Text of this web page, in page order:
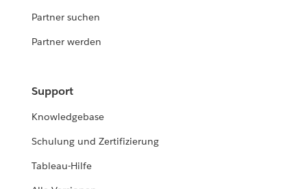
Partner suchen
Partner werden
Support
Knowledgebase
Schulung und Zertifizierung
Tableau-Hilfe